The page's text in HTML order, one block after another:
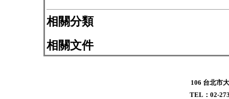
相關分類
相關文件
106 台北市
TEL：02-